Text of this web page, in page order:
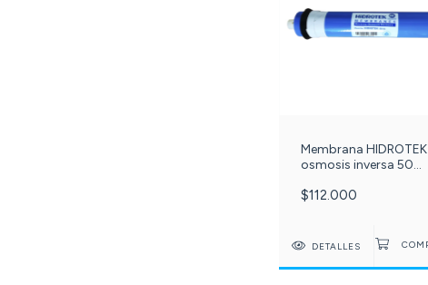
Membrana HIDROTEK
osmosis inversa 50
$112.000
DETALLES